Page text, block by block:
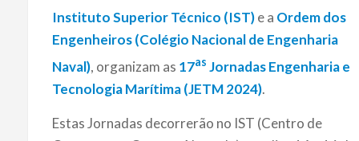
Instituto Superior Técnico (IST)e a Ordem dos
Engenheiros (Colégio Nacional de Engenharia
Naval), organizam as 17as Jornadas Engenharia e
Tecnologia Marítima (JETM 2024).
Estas Jornadas decorrerão no IST (Centro de